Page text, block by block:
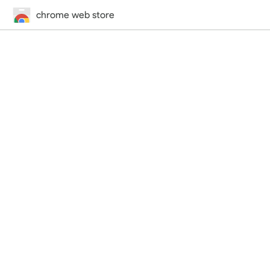
chrome web store